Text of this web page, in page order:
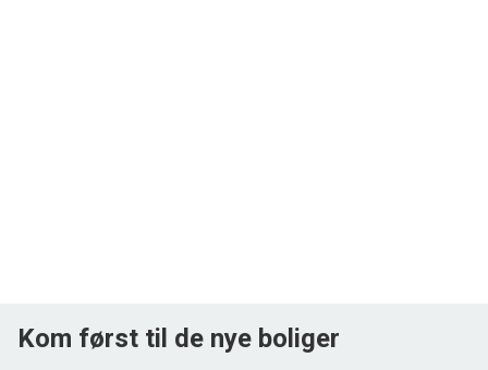
Kom først til de nye boliger